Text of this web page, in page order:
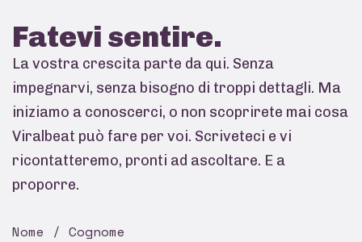
Fatevi sentire.
La vostra crescita parte da qui. Senza
impegnarvi, senza bisogno di troppi dettagli. Ma
iniziamo a conoscerci, o non scoprirete mai cosa
Viralbeat può fare per voi. Scriveteci e vi
ricontatteremo, pronti ad ascoltare. E a
proporre.
Nome / Cognome